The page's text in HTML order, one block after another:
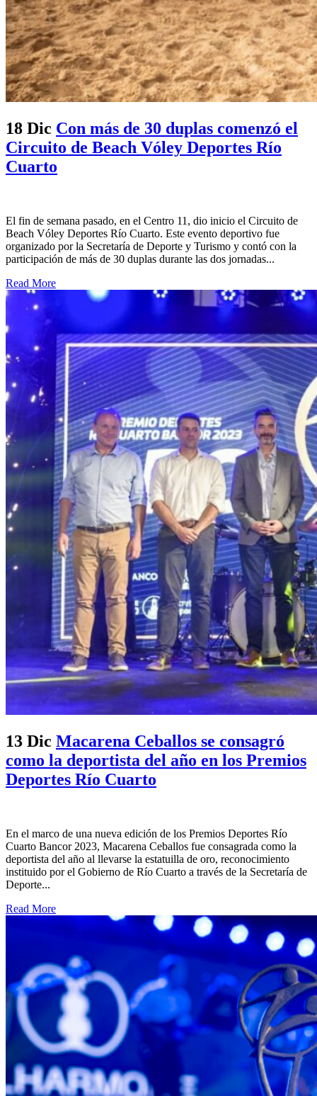
18 Dic Con más de 30 duplas comenzó el
Circuito de Beach Vóley Deportes Río
Cuarto
El fin de semana pasado, en el Centro 11, dio inicio el Circuito de
Beach Vóley Deportes Río Cuarto. Este evento deportivo fue
organizado por la Secretaría de Deporte y Turismo y contó con la
participación de más de 30 duplas durante las dos jornadas...
Read More
13 Dic Macarena Ceballos se consagró
como la deportista del año en los Premios
Deportes Río Cuarto
En el marco de una nueva edición de los Premios Deportes Río
Cuarto Bancor 2023, Macarena Ceballos fue consagrada como la
deportista del año al llevarse la estatuilla de oro, reconocimiento
instituido por el Gobierno de Río Cuarto a través de la Secretaría de
Deporte...
Read More